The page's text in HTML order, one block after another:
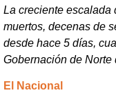
La creciente escalada
muertos, decenas de
desde hace 5 días,
Gobernación de Norte
El Nacional